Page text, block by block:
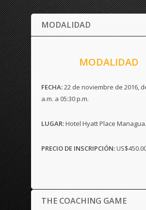
MODALIDAD
MODALIDAD
FECHA:22 de noviembre de 2016,
a.m. a 05:30 p.m.
LUGAR:Hotel Hyatt Place Managua.
PRECIO DE INSCRIPCIÓN:
THE COACHING GAME